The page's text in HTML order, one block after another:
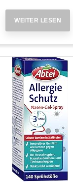
WEITER LESEN